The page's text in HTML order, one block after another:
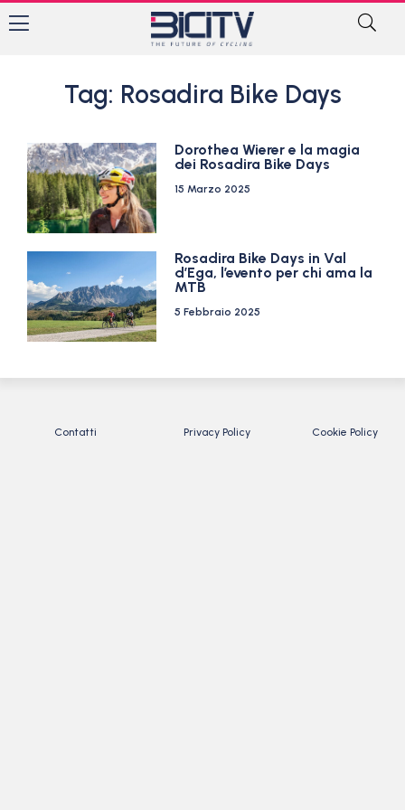
Tag: Rosadira Bike Days
Dorothea Wierer e la magia
dei Rosadira Bike Days
15 Marzo 2025
Rosadira Bike Days in Val
d’Ega, l’evento per chi ama la
MTB
5 Febbraio 2025
Contatti Privacy Policy Cookie Policy